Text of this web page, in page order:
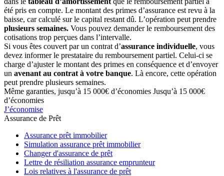
été pris en compte. Le montant des primes d’assurance est revu à la
baisse, car calculé sur le capital restant dû. L’opération peut prendre
plusieurs semaines. Vous pouvez demander le remboursement des
cotisations trop perçues dans l’intervalle.
Si vous êtes couvert par un contrat d’assurance individuelle, vous
devez informer le prestataire du remboursement partiel. Celui-ci se
charge d’ajuster le montant des primes en conséquence et d’envoyer
un avenant au contrat à votre banque. Là encore, cette opération
peut prendre plusieurs semaines.
Même garanties, jusqu’à 15 000€ d’économies Jusqu’à 15 000€
d’économies
J’économise
Assurance de Prêt
Assurance prêt immobilier
Simulation assurance prêt immobilier
Changer d'assurance de prêt
Lettre de résiliation assurance emprunteur
Lois relatives à l'assurance de prêt